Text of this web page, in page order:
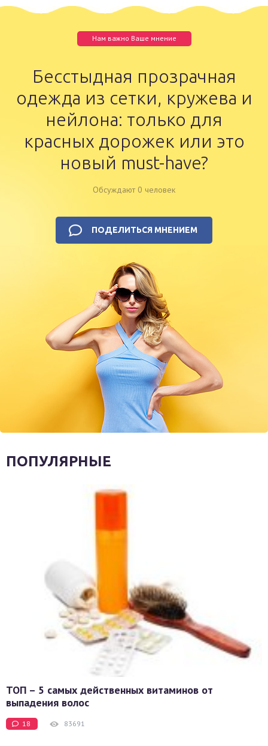
Нам важно Ваше мнение
Бесстыдная прозрачная
одежда из сетки, кружева и
нейлона: только для
красных дорожек или это
новый must-have?
Обсуждают 0 человек
ПОДЕЛИТЬСЯ МНЕНИЕМ
ПОПУЛЯРНЫЕ
ТОП – 5 самых действенных витаминов от
выпадения волос
18 83691